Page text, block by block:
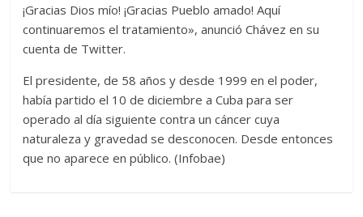
¡Gracias Dios mío! ¡Gracias Pueblo amado! Aquí
continuaremos el tratamiento», anunció Chávez en su
cuenta de Twitter.
El presidente, de 58 años y desde 1999 en el poder,
había partido el 10 de diciembre a Cuba para ser
operado al día siguiente contra un cáncer cuya
naturaleza y gravedad se desconocen. Desde entonces
que no aparece en público. (Infobae)